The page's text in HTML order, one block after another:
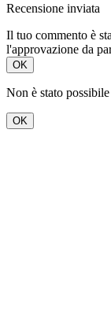
Recensione inviata
Il tuo commento è
l'approvazione da
OK
Non è stato
OK